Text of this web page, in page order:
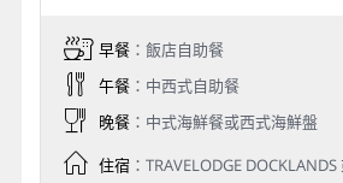
早餐：飯店自助餐
午餐：中西式自助餐
晚餐：中式海鮮餐或西式海鮮盤
住宿：TRAVELODGE